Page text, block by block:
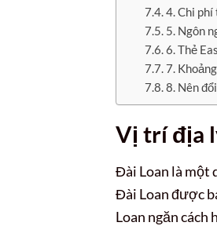
4. Chi
5. Ngôn
6. Thẻ
7.
8. Nên
Vị trí địa
Đài Loan là một
Đài Loan được
Loan ngăn cách